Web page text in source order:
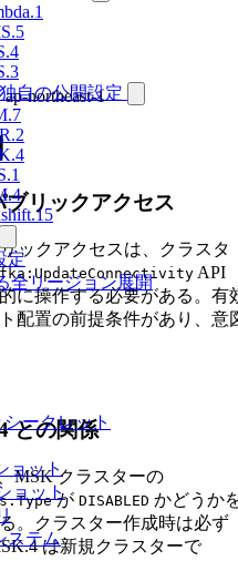
自の公開設定
定
全リージョン展開
シークレット
ョット
ョット
ステム
northeast-1
リックアクセス
ックアクセスは、クラスタ
API
に操作する必要がある。有
配置の前提条件があり、意
との関係
MSK クラスターの
が DISABLED かどうか
。クラスター作成時は必ず
は新規クラスターで